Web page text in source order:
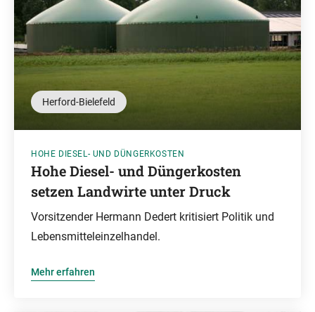
Herford-Bielefeld
HOHE DIESEL- UND DÜNGERKOSTEN
Hohe Diesel- und Düngerkosten
setzen Landwirte unter Druck
Vorsitzender Hermann Dedert kritisiert Politik und
Lebensmitteleinzelhandel.
Mehr erfahren